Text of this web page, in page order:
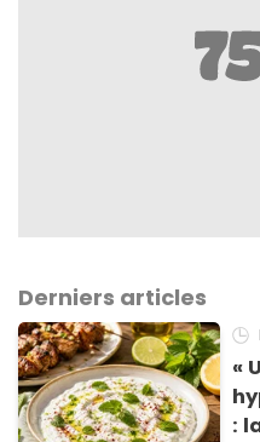
Derniers articles
«
: